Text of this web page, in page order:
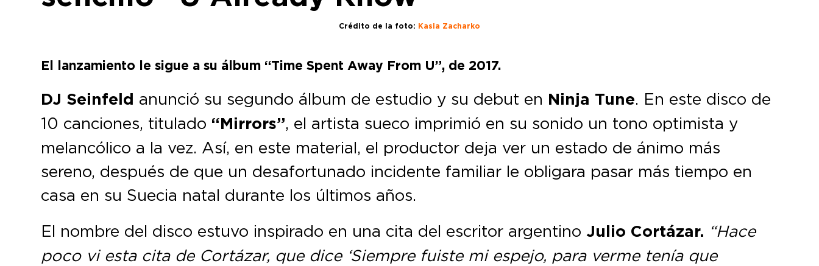
Crédito de la foto: Kasia Zacharko
El lanzamiento le sigue a su álbum “Time Spent Away From U”, de 2017.
DJ Seinfeld anunció su segundo álbum de estudio y su debut en Ninja Tune. En este disco de
10 canciones, titulado “Mirrors”, el artista sueco imprimió en su sonido un tono optimista y
melancólico a la vez. Así, en este material, el productor deja ver un estado de ánimo más
sereno, después de que un desafortunado incidente familiar le obligara pasar más tiempo en
casa en su Suecia natal durante los últimos años.
El nombre del disco estuvo inspirado en una cita del escritor argentino Julio Cortázar. “Hace
poco vi esta cita de Cortázar, que dice ‘Siempre fuiste mi espejo, para verme tenía que